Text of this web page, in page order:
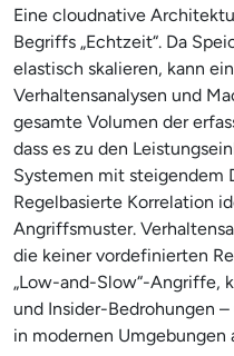
Eine cloudnative
Begriffs „Echtzeit“. Da
elastisch skalieren, kann
Verhaltensanalysen und
gesamte Volumen der
dass es zu den
Systemen mit steigendem
Regelbasierte Korrelation
Angriffsmuster.
die keiner vordefinierten
„Low-and-Slow“-Angriffe,
und Insider-Bedrohungen
in modernen Umgebungen